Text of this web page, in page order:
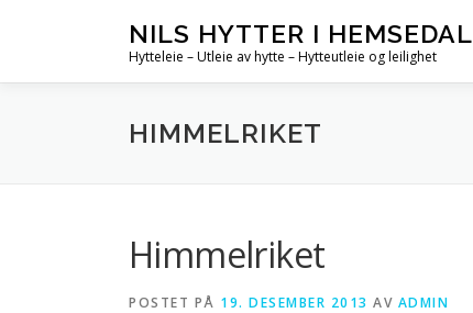
NILS HYTTER I HEMSEDAL
Hytteleie – Utleie av hytte – Hytteutleie og leilighet
HIMMELRIKET
Himmelriket
POSTET PÅ 19. DESEMBER 2013 AV ADMIN